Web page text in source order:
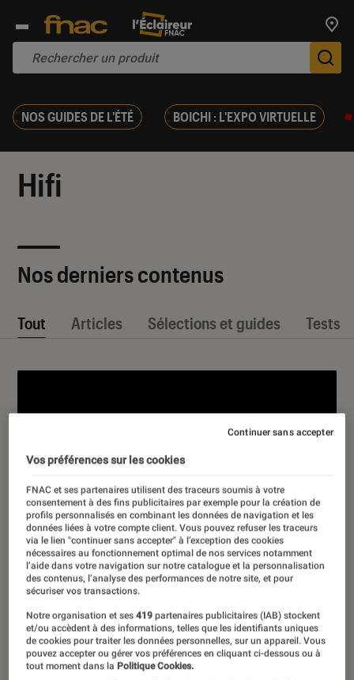
NOS GUIDES DE L'ÉTÉ BOICHI : L'EXPO VIRTUELLE
Hifi
Nos derniers contenus
Tout Articles Sélections et guides Tests
Vos préférences sur les cookies
FNAC et ses partenaires utilisent des traceurs soumis à votre
consentement à des fins publicitaires par exemple pour la création de
profils personnalisés en combinant les données de navigation et les
données liées à votre compte client. Vous pouvez refuser les traceurs
via le lien "continuer sans accepter" à l’exception des cookies
nécessaires au fonctionnement optimal de nos services notamment
l’aide dans votre navigation sur notre catalogue et la personnalisation
des contenus, l’analyse des performances de notre site, et pour
sécuriser vos transactions.
Notre organisation et ses419 partenaires publicitaires (IAB) stockent
et/ou accèdent à des informations, telles que les identifiants uniques
de cookies pour traiter les données personnelles, sur un appareil. Vous
pouvez accepter ou gérer vos préférences en cliquant ci-dessous ou à
tout moment dans la Politique Cookies.
Continuer sans accepter